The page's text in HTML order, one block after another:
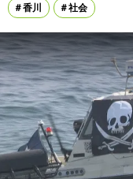
香川
社会